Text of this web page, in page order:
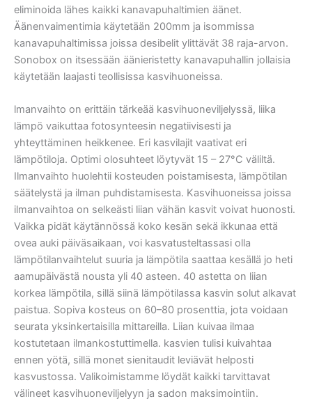
eliminoida lähes kaikki kanavapuhaltimien äänet.
Äänenvaimentimia käytetään 200mm ja isommissa
kanavapuhaltimissa joissa desibelit ylittävät 38 raja-arvon.
Sonobox on itsessään äänieristetty kanavapuhallin jollaisia
käytetään laajasti teollisissa kasvihuoneissa.
lmanvaihto on erittäin tärkeää kasvihuoneviljelyssä, liika
lämpö vaikuttaa fotosynteesin negatiivisesti ja
yhteyttäminen heikkenee. Eri kasvilajit vaativat eri
lämpötiloja. Optimi olosuhteet löytyvät 15 – 27°C väliltä.
Ilmanvaihto huolehtii kosteuden poistamisesta, lämpötilan
säätelystä ja ilman puhdistamisesta. Kasvihuoneissa joissa
ilmanvaihtoa on selkeästi liian vähän kasvit voivat huonosti.
Vaikka pidät käytännössä koko kesän sekä ikkunaa että
ovea auki päiväsaikaan, voi kasvatusteltassasi olla
lämpötilanvaihtelut suuria ja lämpötila saattaa kesällä jo heti
aamupäivästä nousta yli 40 asteen. 40 astetta on liian
korkea lämpötila, sillä siinä lämpötilassa kasvin solut alkavat
paistua. Sopiva kosteus on 60–80 prosenttia, jota voidaan
seurata yksinkertaisilla mittareilla. Liian kuivaa ilmaa
kostutetaan ilmankostuttimella. kasvien tulisi kuivahtaa
ennen yötä, sillä monet sienitaudit leviävät helposti
kasvustossa. Valikoimistamme löydät kaikki tarvittavat
välineet kasvihuoneviljelyyn ja sadon maksimointiin.